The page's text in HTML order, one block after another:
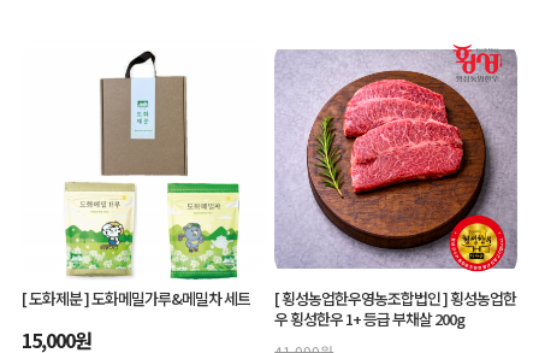
[ 도화제분 ]도화메밀가루&메밀차 세트
15,000원
[ 횡성농업한우영농조합법인 ]횡성농업한
우 횡성한우 1+ 등급 부채살 200g